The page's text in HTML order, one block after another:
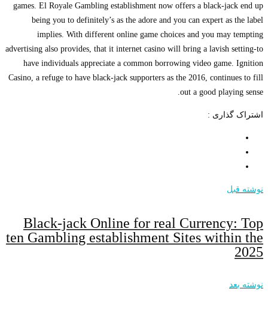
games. El Royale Gambling establishment now offers a black-jack end up
being you to definitely’s as the adore and you can expert as the label
implies. With different online game choices and you may tempting
advertising also provides, that it internet casino will bring a lavish setting-to
have individuals appreciate a common borrowing video game. Ignition
Casino, a refuge to have black-jack supporters as the 2016, continues to fill
out a good playing sense.
اشتراک گذاری :
نوشته قبل
Black-jack Online for real Currency: Top
ten Gambling establishment Sites within the
2025
نوشته بعد